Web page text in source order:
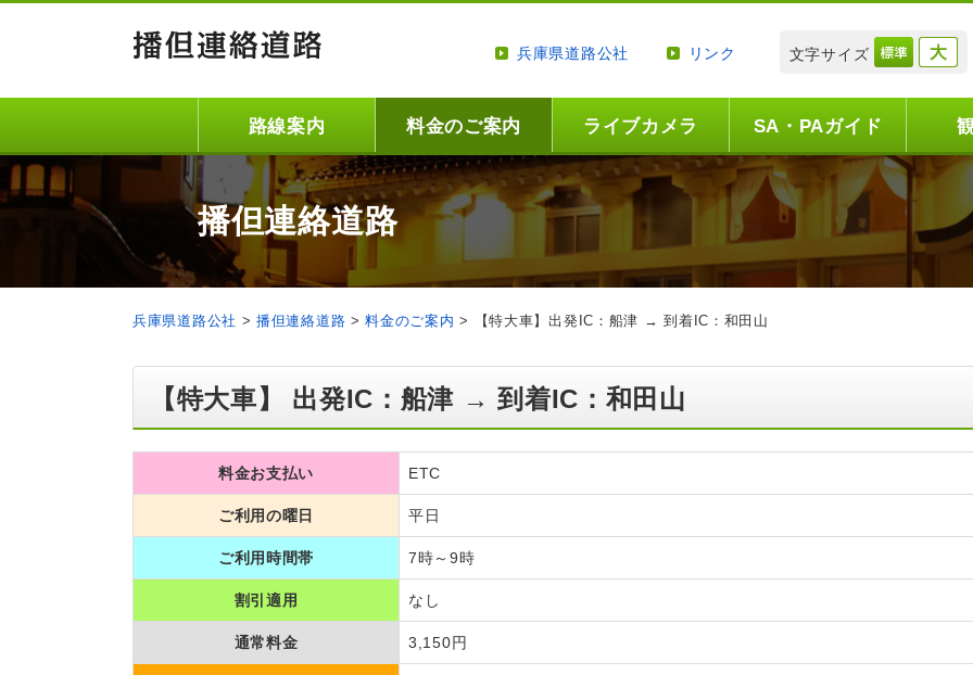
兵庫県道路公社 リンク 文字サイズ
路線案内 料金のご案内 ライブカメラ SA・PAガイド
播但連絡道路
兵庫県道路公社 >播但連絡道路 >料金のご案内 > 【特大車】出発IC：船津 → 到着IC：和田山
【特大車】 出発IC：船津 → 到着IC：和田山
料金お支払い ETC
ご利用の曜日 平日
ご利用時間帯 7時～9時
割引適用 なし
通常料金 3,150円